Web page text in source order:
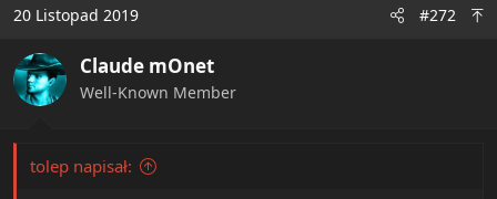
20 Listopad 2019 #272
Claude mOnet
Well-Known Member
tolep napisał: